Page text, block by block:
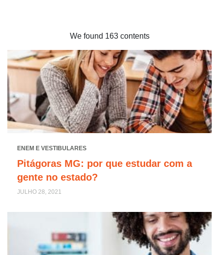
We found 163 contents
ENEM E VESTIBULARES
Pitágoras MG: por que estudar com a
gente no estado?
JULHO 28, 2021